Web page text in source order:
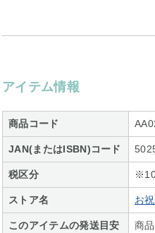
アイテム情報
商品コード
JAN(またはISBN)コード
税区分
ストア名 お
このアイテムの発送目安 商